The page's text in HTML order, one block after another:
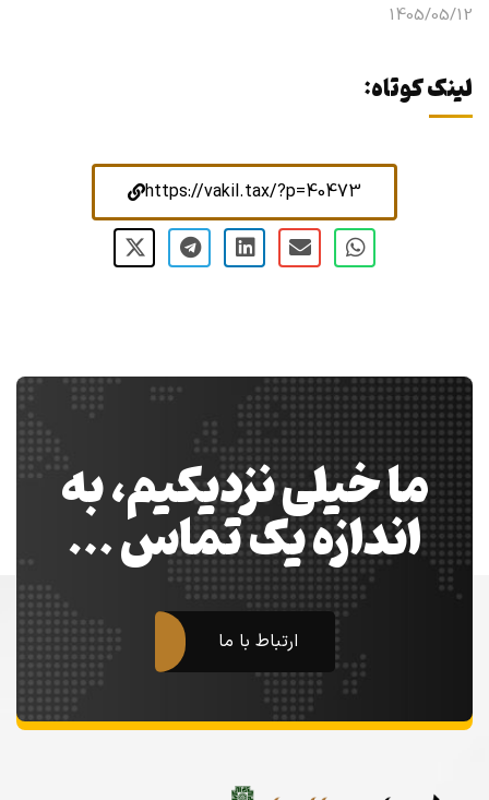
1405/05/12
لینک کوتاه:
https://vakil.tax/?p=40473
ما خیلی نزدیکیم، به
اندازه یک تماس …
ارتباط با ما